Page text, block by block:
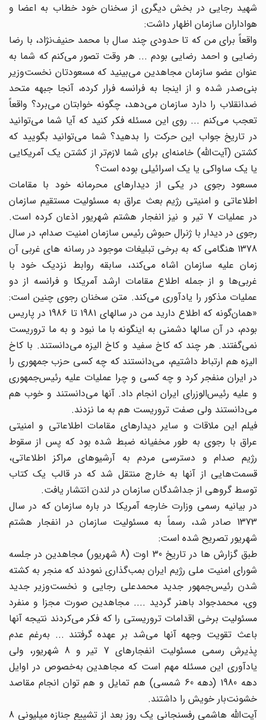
شهید رجایی در بخش دیگری از سخنان خود خطاب به اعضا و
هواداران سازمان اظهار داشت:
واقعاً برای من که تا حدودی چند سال با محمد حنیف‌نژاد، با رضا
رضایی و احمد رضایی بودم ... هر وقت تصور می‌کنم که شما به
عنوان عضو سازمان مجاهدین می‌بینید که مسعودتان نخست‌وزیر
بنی‌صدر شده و از اینجا به فرانسه فرار کرده، آنجا جبهه متحد
ضدانقلاب را دارد سازمان می‌دهد، چگونه خوابتان می‌برد؟ واقعاً
تعجب می‌کنم ... روی این مسئله فکر کنید که آیا شما می‌توانید
در تاریخ جواب این حرکت را بدهید؟ شما می‌توانید بگویید که
کشتن (آیت‌الله) خامنه‌ای برای شما لازم‌تر از کشتن یک آمریکایی
یا یک ساواکی یا یک اسرائیلی بوده است؟
مسعود رجوی در یکی از دیدارهای محرمانه خود با مقامات
اطلاعاتی و امنیتی رژیم بعث عراق به مسئولیت مستقیم سازمان
در عملیات 7 تیر و نیز انفجار هشتم شهریور اذعان کرده است.
رجوی در دیدار با ژنرال حبوش رئیس سازمان امنیت صدام، در سال
1378 هنگامی که به برخی تبلیغات موجود در رسانه های غربی آن
زمان علیه سازمان اشاه می‌کند، سابقه روابط نزدیک خود با
غربی‌ها و از جمله اطلاع مقامات ارشد آمریکا و فرانسه‌ از دو
عملیات مذکور را یادآوری می‌کند. متن سخنان رجوی چنین است:
«همان‌گونه که اطلاع دارید من در سالهای 1981 تا 1986 در پاریس
بودم، در آن سالها دشمنی به اینگونه با ما نبود و به ما تروریست
نمی‌گفتند. هر چند که کاخ سفید و کاخ الیزه می‌دانستند. با کاخ
الیزه هم ارتباط داشتیم، می‌دانستند که چه کسی حزب جمهوری را
در ایران منفجر کرد و چه کسی و چرا عملیات علیه رئیس‌جمهوری
و علیه رئیس‌الوزرای ایران انجام داد. آنها می‌دانستند و خوب هم
می‌دانستند ولی صفت تروریست هم به ما نزدند.
فیلم این ملاقات و سایر دیدارهای مقامات اطلاعاتی و امنیتی
عراق با رجوی به طور مخفیانه ضبط شده بود که پس از سقوط
رژیم صدام و دسترسی مردم به آرشیوهای مراکز اطلاعاتی،
قسمت‌هایی از آنها به خارج منتقل شد که در قالب یک کتاب
توسط گروهی از جداشدگان سازمان در لندن انتشار یافت.
در بیانیه رسمی وزارت خارجه آمریکا در باره سازمان که در سال
1373 صادر شد، رسماً به مسئولیت سازمان در انفجار هشتم
شهریور تصریح شده است:
طبق گزارش ها در تاریخ 30 اوت (8 شهریور) مجاهدین در جلسه
شورای امنیت ملی رژیم ایران بمب‌گذاری نمودند که منجر به کشته
شدن رئیس‌جمهور جدید محمدعلی رجایی و نخست‌وزیر جدید
وی، محمدجواد باهنر گردید .... مجاهدین صورت مجزا و منفرد
مسئولیت برخی اقدامات تروریستی را که فکر می‌کردند نتیجه آنها
باعث تقویت وجهه آنها می‌شد بر عهده گرفتند ... به‌رغم عدم
پذیرش رسمی مسئولیت انفجارهای 7 تیر و 8 شهریور، ولی
یادآوری این مسئله مهم است که مجاهدین به‌خصوص در اوایل
دهه 1980 (دهه 60 شمسی) هم تمایل و هم توان انجام مقاصد
خشونت‌بار خویش را داشتند.
آیت‌الله هاشمی ‌رفسنجانی یک روز بعد از تشییع جنازه میلیونی 8